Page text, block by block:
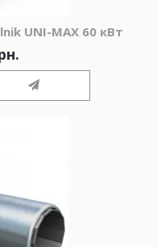
UNI-MAX 60 кВт